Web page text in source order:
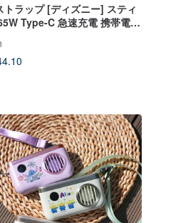
トラップ [ディズニー] スティ
Type-C 急速充電 携帯電話